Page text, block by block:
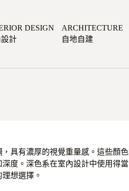
DESIGN
計
ARCHITECTURE
自地自建
具有濃厚的視覺重量感。這些顏
度。深色系在室內設計中使用得
想選擇。